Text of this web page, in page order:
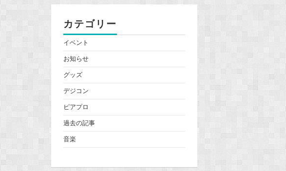
カテゴリー
イベント
お知らせ
グッズ
デジコン
ピアプロ
過去の記事
音楽